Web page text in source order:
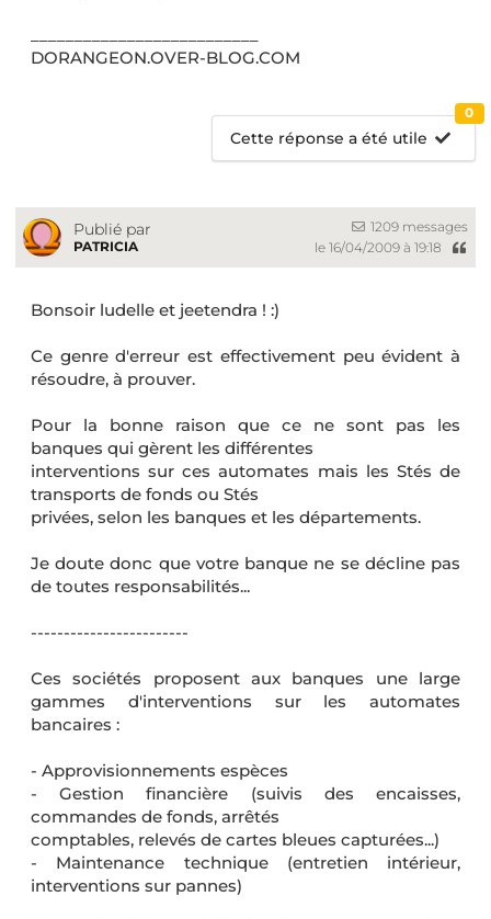
DORANGEON.OVER-BLOG.COM
Cette réponse a été utile
0
Publié par
PATRICIA
1209 messages
le 16/04/2009 à 19:18
Bonsoir ludelle et jeetendra ! :)
Ce genre d'erreur est effectivement peu évident à
résoudre, à prouver.
Pour la bonne raison que ce ne sont pas les
banques qui gèrent les différentes
interventions sur ces automates mais les Stés de
transports de fonds ou Stés
privées, selon les banques et les départements.
Je doute donc que votre banque ne se décline pas
de toutes responsabilités...
------------------------
Ces sociétés proposent aux banques une large
gammes d'interventions sur les automates
bancaires :
- Approvisionnements espèces
- Gestion financière (suivis des encaisses,
commandes de fonds, arrêtés
comptables, relevés de cartes bleues capturées...)
- Maintenance technique (entretien intérieur,
interventions sur pannes)